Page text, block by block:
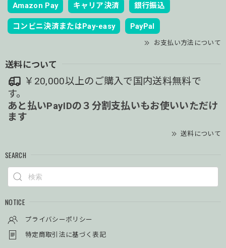
Amazon Pay キャリア決済 銀行振込
コンビニ決済またはPay-easy PayPal
お支払い方法について
送料について
￥20,000以上のご購入で国内送料無料で
す。
あと払いPayIDの３分割支払いもお使いいただけ
ます
送料について
SEARCH
NOTICE
プライバシーポリシー
特定商取引法に基づく表記